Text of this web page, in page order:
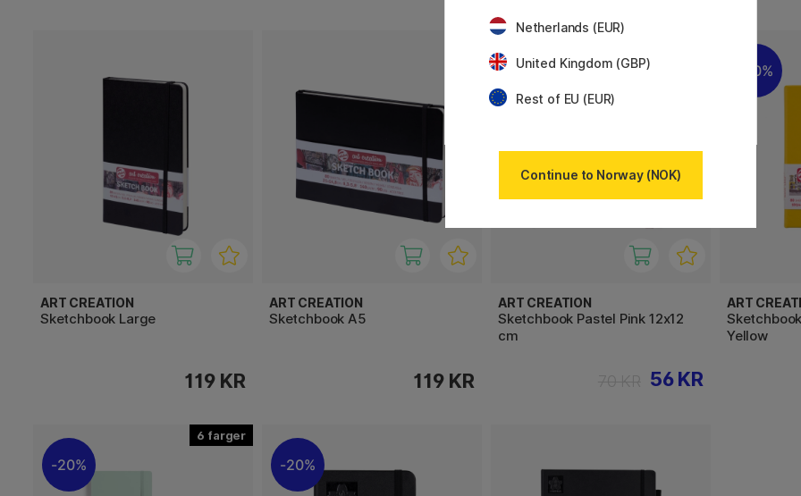
ART CREATION
Sketchbook Large
119 KR
ART CREATION
Sketchbook A5
119 KR
20%
ART CREATION
Sketchbook Pastel Pink 12x12
cm
56 KR
30%
ART
Yellow
6
20% 20%
Netherlands (EUR)
United Kingdom (GBP)
Rest of EU (EUR)
Continue to Norway (NOK)